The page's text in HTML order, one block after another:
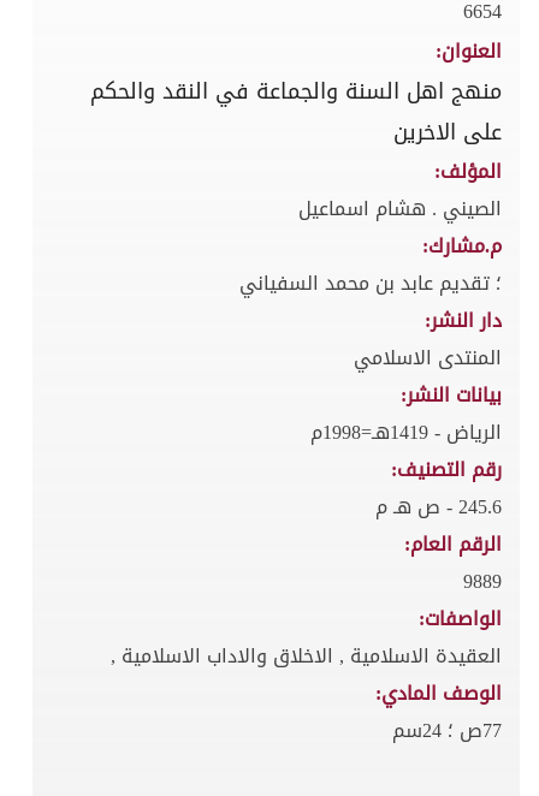
6654
العنوان:
منهج اهل السنة والجماعة في النقد والحكم
على الاخرين
المؤلف:
الصيني . هشام اسماعيل
م.مشارك:
؛ تقديم عابد بن محمد السفياني
دار النشر:
المنتدى الاسلامي
بيانات النشر:
الرياض - 1419هـ=1998م
رقم التصنيف:
245.6 - ص هـ م
الرقم العام:
9889
الواصفات:
العقيدة الاسلامية , الاخلاق والاداب الاسلامية ,
الوصف المادي:
77ص ؛ 24سم